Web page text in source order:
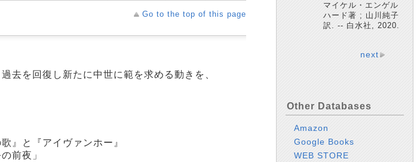
Go to the top of this page
去を回復し新たに中世に範を求める動きを、
』と『アイヴァンホー』
前夜」
マイケル・エンゲル
ハード著 ; 山川純子
訳. -- 白水社, 2020.
next
Other Databases
Amazon
Google Books
WEB STORE